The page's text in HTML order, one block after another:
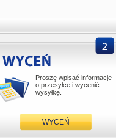
Proszę wpisać informacje
o przesyłce i wycenić
wysyłkę.
WYCEŃ